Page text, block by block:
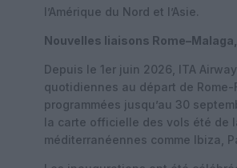
l’Amérique du Nord et l’Asie.
Nouvelles liaisons
Depuis le 1er juin 2026, ITA
quotidiennes au départ de
programmées jusqu’au 30
la carte officielle des vols été de
méditerranéennes comme Ibiza,